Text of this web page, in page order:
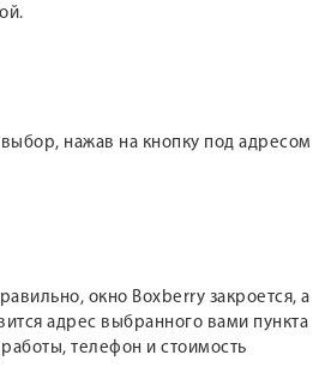
нажав на кнопку под адресом
окно Boxberry закроется, а
адрес выбранного вами пункта
телефон и стоимость